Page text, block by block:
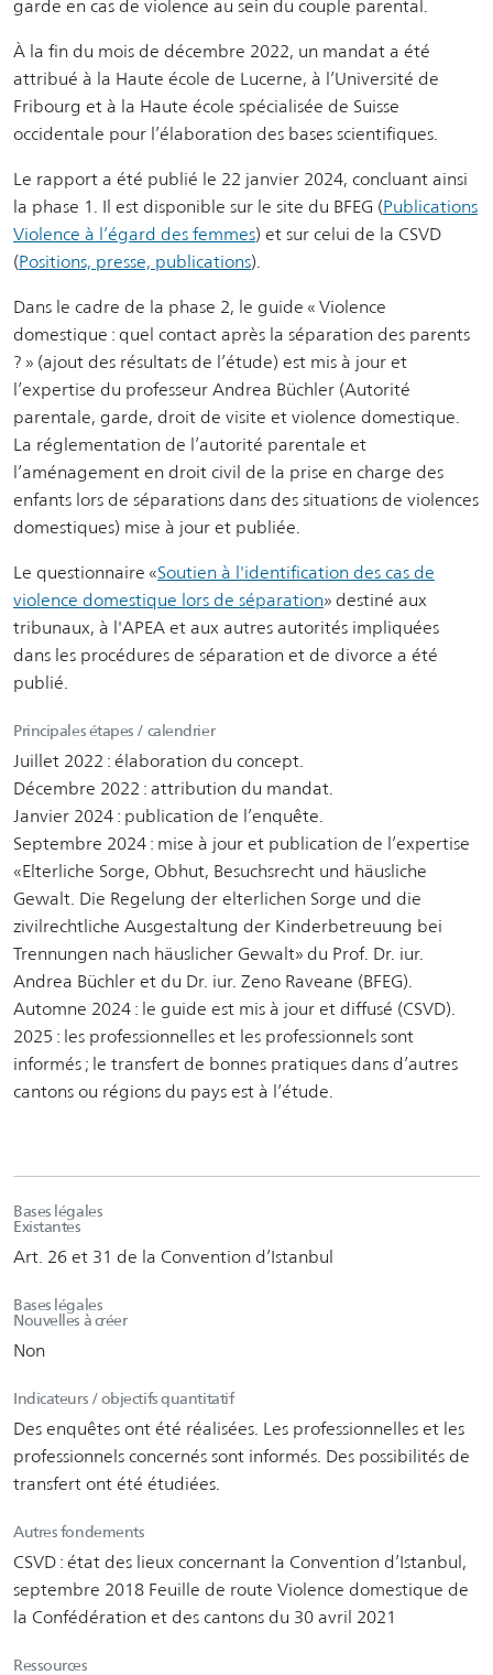
garde en cas de violence au sein du couple parental.
À la fin du mois de décembre 2022, un mandat a été
attribué à la Haute école de Lucerne, à l’Université de
Fribourg et à la Haute école spécialisée de Suisse
occidentale pour l’élaboration des bases scientifiques.
Le rapport a été publié le 22 janvier 2024, concluant ainsi
la phase 1. Il est disponible sur le site du BFEG (Publications
Violence à l’égard des femmes) et sur celui de la CSVD
(Positions, presse, publications).
Dans le cadre de la phase 2, le guide « Violence
domestique : quel contact après la séparation des parents
? » (ajout des résultats de l’étude) est mis à jour et
l’expertise du professeur Andrea Büchler (Autorité
parentale, garde, droit de visite et violence domestique.
La réglementation de l’autorité parentale et
l’aménagement en droit civil de la prise en charge des
enfants lors de séparations dans des situations de violences
domestiques) mise à jour et publiée.
Le questionnaire «Soutien à l'identification des cas de
violence domestique lors de séparation» destiné aux
tribunaux, à l'APEA et aux autres autorités impliquées
dans les procédures de séparation et de divorce a été
publié.
Principales étapes / calendrier
Juillet 2022 : élaboration du concept.
Décembre 2022 : attribution du mandat.
Janvier 2024 : publication de l’enquête.
Septembre 2024 : mise à jour et publication de l’expertise
«Elterliche Sorge, Obhut, Besuchsrecht und häusliche
Gewalt. Die Regelung der elterlichen Sorge und die
zivilrechtliche Ausgestaltung der Kinderbetreuung bei
Trennungen nach häuslicher Gewalt» du Prof. Dr. iur.
Andrea Büchler et du Dr. iur. Zeno Raveane (BFEG).
Automne 2024 : le guide est mis à jour et diffusé (CSVD).
2025 : les professionnelles et les professionnels sont
informés ; le transfert de bonnes pratiques dans d’autres
cantons ou régions du pays est à l’étude.
Bases légales
Existantes
Art. 26 et 31 de la Convention d’Istanbul
Bases légales
Nouvelles à créer
Non
Indicateurs / objectifs quantitatif
Des enquêtes ont été réalisées. Les professionnelles et les
professionnels concernés sont informés. Des possibilités de
transfert ont été étudiées.
Autres fondements
CSVD : état des lieux concernant la Convention d’Istanbul,
septembre 2018 Feuille de route Violence domestique de
la Confédération et des cantons du 30 avril 2021
Ressources